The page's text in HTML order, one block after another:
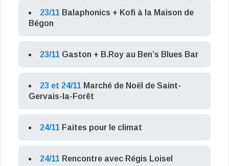
23/11 Balaphonics + Kofi à la Maison de
Bégon
23/11 Gaston + B.Roy au Ben’s Blues Bar
23 et 24/11 Marché de Noël de Saint-
Gervais-la-Forêt
24/11 Faites pour le climat
24/11 Rencontre avec Régis Loisel